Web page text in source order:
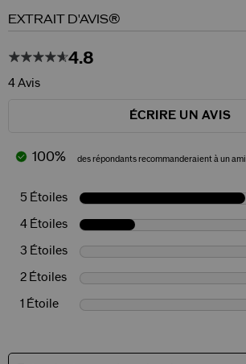
EXTRAIT D'AVIS®
4.8
4 Avis
ÉCRIRE UN AVIS
100% des répondants recommanderaient à un ami
5 Étoiles
4 Étoiles
3 Étoiles
2 Étoiles
1 Étoile